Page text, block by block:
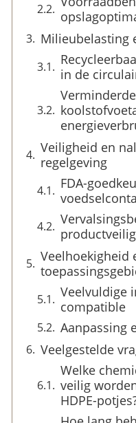
Milieubelasting
in de
Verminderde
Veiligheid en
regelgeving
FDA-
Veelhoekigheid
Veelvuldige
compatible
Aanpassing
Veelgestelde
Welke
veilig
HDPE-